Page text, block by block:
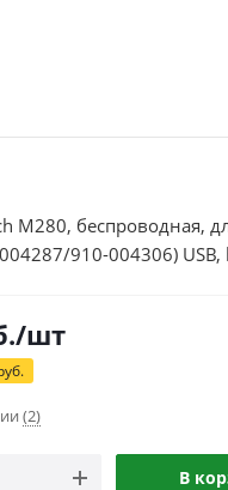
M280, беспроводная,
910-004306) USB,
/шт
(2)
В